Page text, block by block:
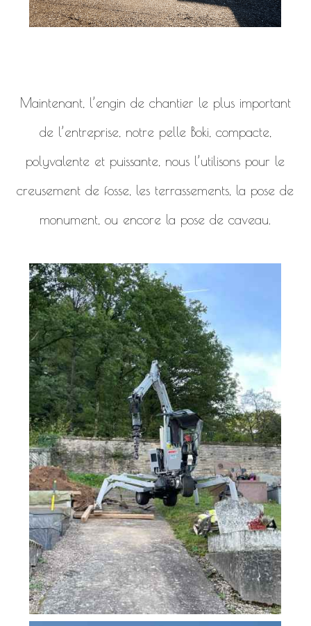
Maintenant, l’engin de chantier le plus important
de l’entreprise, notre pelle Boki, compacte,
polyvalente et puissante, nous l’utilisons pour le
creusement de fosse, les terrassements, la pose de
monument, ou encore la pose de caveau.